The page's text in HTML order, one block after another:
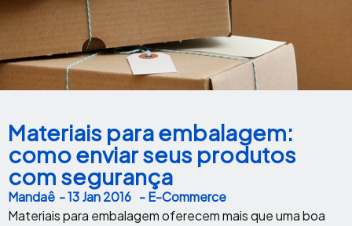
Materiais para embalagem:
como enviar seus produtos
com segurança
Mandaê -13 Jan 2016 - E-Commerce
Materiais para embalagem oferecem mais que uma boa